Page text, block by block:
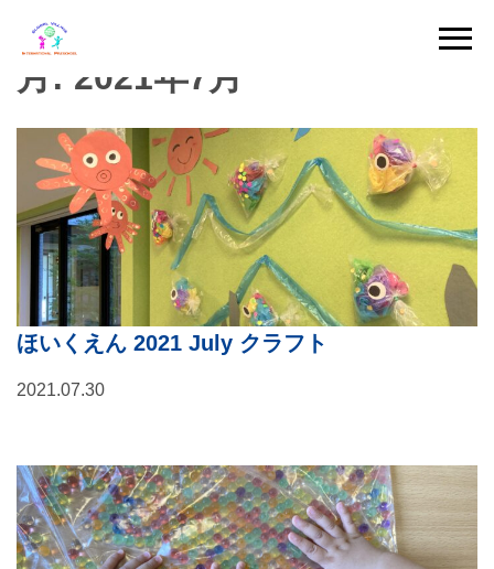
Skip
content
月: 2021年7月
ほいくえん 2021 July クラフト
2021.07.30